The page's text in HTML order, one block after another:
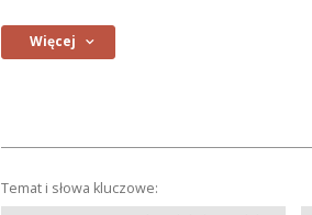
Więcej
Temat i słowa kluczowe: